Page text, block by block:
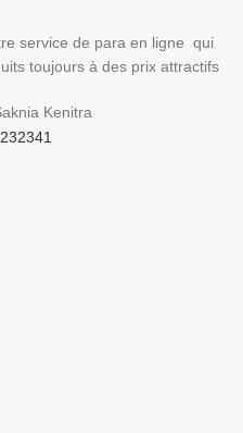
service de para en ligne qui
toujours à des prix attractifs
Kenitra